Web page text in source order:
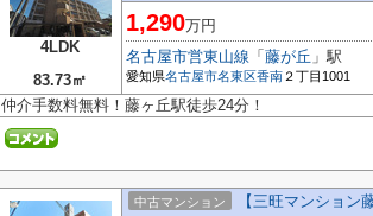
4LDK
83.73㎡
1,290万円
名古屋市営東山線 「 藤が丘 」駅
愛知県名古屋市名東区香南 ２丁目1001
仲介手数料無料！藤ヶ丘駅徒歩24分！
中古マンション 【三旺マンション